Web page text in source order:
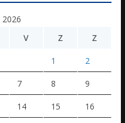
V Z Z
1 2
7 8 9
14 15 16